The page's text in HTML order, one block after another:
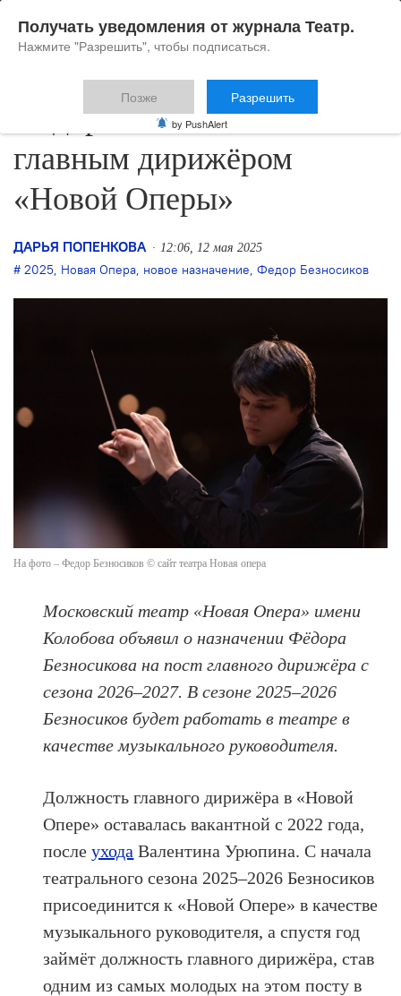
Фёдор Безносиков станет
главным дирижёром
«Новой Оперы»
ДАРЬЯ ПОПЕНКОВА 12:06, 12 мая 2025
2025, Новая Опера, новое назначение, Федор Безносиков
На фото – Федор Безносиков © сайт театра Новая опера
Московский театр «Новая Опера» имени
Колобова объявил о назначении Фёдора
Безносикова на пост главного дирижёра с
сезона 2026–2027. В сезоне 2025–2026
Безносиков будет работать в театре в
качестве музыкального руководителя.
Должность главного дирижёра в «Новой
Опере» оставалась вакантной с 2022 года,
послеухода Валентина Урюпина. С начала
театрального сезона 2025–2026 Безносиков
присоединится к «Новой Опере» в качестве
музыкального руководителя, а спустя год
займёт должность главного дирижёра, став
одним из самых молодых на этом посту в
Получать уведомления от журнала Театр.
Нажмите "Разрешить", чтобы подписаться.
Позже Разрешить
by PushAlert